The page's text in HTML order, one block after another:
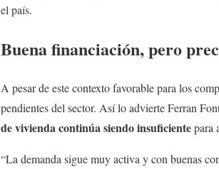
el país.
Buena financiación, pero
A pesar de este contexto favorable para los
pendientes del sector. Así lo advierte Ferran
de vivienda continúa siendo insuficientepara
“La demanda sigue muy activa y con buenas